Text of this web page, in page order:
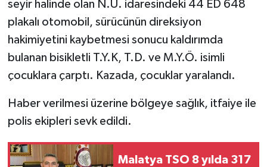
seyir halinde olan N.U. idaresindeki 44 ED 648
plakalı otomobil, sürücünün direksiyon
hakimiyetini kaybetmesi sonucu kaldırımda
bulanan bisikletli T.Y.K, T.D. ve M.Y.Ö. isimli
çocuklara çarptı. Kazada, çocuklar yaralandı.
Haber verilmesi üzerine bölgeye sağlık, itfaiye ile
polis ekipleri sevk edildi.
Malatya TSO 8 yılda 317